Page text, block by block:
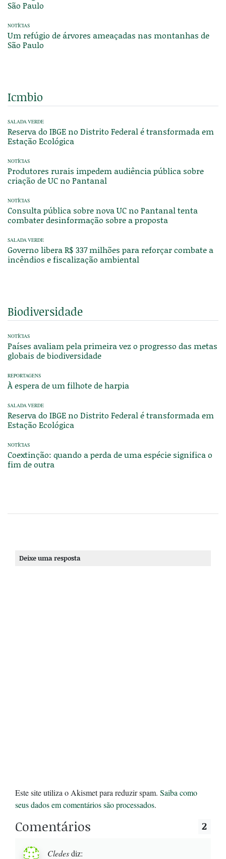
São Paulo
NOTÍCIAS
Um refúgio de árvores ameaçadas nas montanhas de
São Paulo
Icmbio
SALADA VERDE
Reserva do IBGE no Distrito Federal é transformada em
Estação Ecológica
NOTÍCIAS
Produtores rurais impedem audiência pública sobre
criação de UC no Pantanal
NOTÍCIAS
Consulta pública sobre nova UC no Pantanal tenta
combater desinformação sobre a proposta
SALADA VERDE
Governo libera R$ 337 milhões para reforçar combate a
incêndios e fiscalização ambiental
Biodiversidade
NOTÍCIAS
Países avaliam pela primeira vez o progresso das metas
globais de biodiversidade
REPORTAGENS
À espera de um filhote de harpia
SALADA VERDE
Reserva do IBGE no Distrito Federal é transformada em
Estação Ecológica
NOTÍCIAS
Coextinção: quando a perda de uma espécie significa o
fim de outra
Deixe uma resposta
Este site utiliza o Akismet para reduzir spam. Saiba como
seus dados em comentários são processados.
Comentários 2
Cledesdiz: